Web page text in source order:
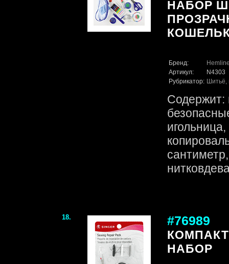
НАБОР
Бренд:
Артикул:
N4303
Рубрикатор: Шитьё,
Содержит:
18. #76989
НАБОР